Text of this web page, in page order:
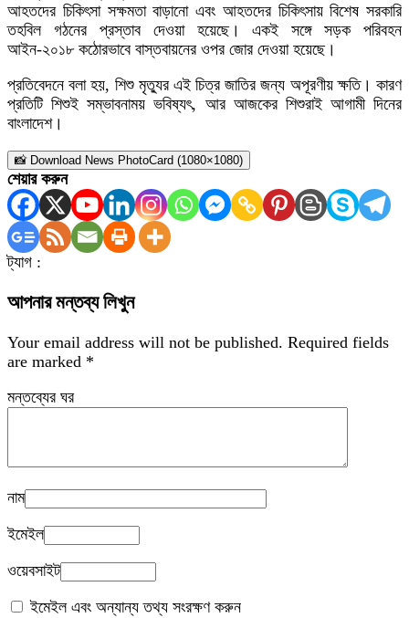
আহতদের চিকিৎসা সক্ষমতা বাড়ানো এবং আহতদের চিকিৎসায় বিশেষ সরকারি
তহবিল গঠনের প্রস্তাব দেওয়া হয়েছে। একই সঙ্গে সড়ক পরিবহন
আইন-২০১৮ কঠোরভাবে বাস্তবায়নের ওপর জোর দেওয়া হয়েছে।
প্রতিবেদনে বলা হয়, শিশু মৃত্যুর এই চিত্র জাতির জন্য অপূরণীয় ক্ষতি। কারণ
প্রতিটি শিশুই সম্ভাবনাময় ভবিষ্যৎ, আর আজকের শিশুরাই আগামী দিনের
বাংলাদেশ।
📸 Download News PhotoCard (1080×1080)
শেয়ার করুন
ট্যাগ :
আপনার মন্তব্য লিখুন
Your email address will not be published. Required fields
are marked *
মন্তব্যের ঘর
নাম
ইমেইল
ওয়েবসাইট
ইমেইল এবং অন্যান্য তথ্য সংরক্ষণ করুন